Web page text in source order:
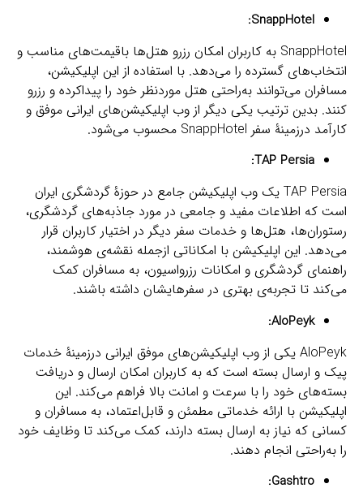
SnappHotel
:
SnappHotel به کاربران امکان رزرو هتل‌ها باقیمت‌های مناسب و
انتخاب‌های گسترده را می‌دهد. با استفاده از این اپلیکیشن،
مسافران می‌توانند به‌راحتی هتل موردنظر خود را پیداکرده و رزرو
کنند. بدین ترتیب یکی دیگر از وب اپلیکیشن‌های ایرانی موفق و
کارآمد درزمینۀ سفر SnappHotel محسوب می‌شود.
TAP Persia
:
TAP Persia یک وب اپلیکیشن جامع در حوزۀ گردشگری ایران
است که اطلاعات مفید و جامعی در مورد جاذبه‌های گردشگری،
رستوران‌ها، هتل‌ها و خدمات سفر دیگر در اختیار کاربران قرار
می‌دهد. این اپلیکیشن با امکاناتی ازجمله نقشه‌ی هوشمند،
راهنمای گردشگری و امکانات رزرواسیون، به مسافران کمک
می‌کند تا تجربه‌ی بهتری در سفرهایشان داشته باشند.
AloPeyk
:
AloPeyk یکی از وب اپلیکیشن‌های موفق ایرانی درزمینۀ خدمات
پیک و ارسال بسته است که به کاربران امکان ارسال و دریافت
بسته‌های خود را با سرعت و امانت بالا فراهم می‌کند. این
اپلیکیشن با ارائه خدماتی مطمئن و قابل‌اعتماد، به مسافران و
کسانی که نیاز به ارسال بسته دارند، کمک می‌کند تا وظایف خود
را به‌راحتی انجام دهند.
Gashtro
: